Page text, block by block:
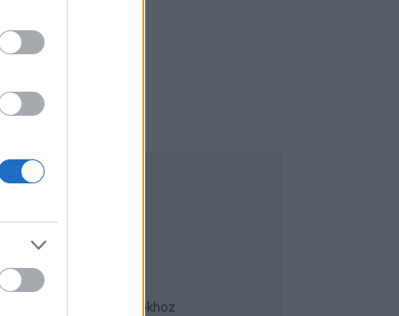
tippek
Kerékpárok a mindennapokhoz